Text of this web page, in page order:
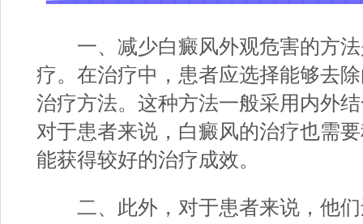
一、减少白癜风外观危害的方法
疗。在治疗中，患者应选择能够去
治疗方法。这种方法一般采用内外
对于患者来说，白癜风的治疗也需
能获得较好的治疗成效。
二、此外，对于患者来说，他们